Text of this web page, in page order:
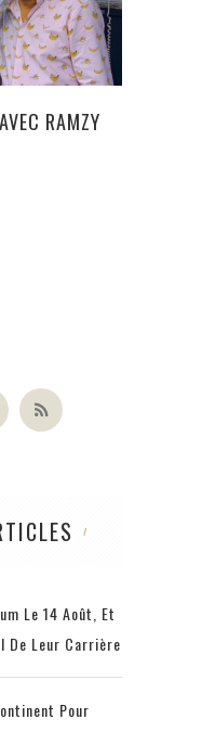
RAMZY
Le 14 Août, Et
De Leur Carrière
Pour